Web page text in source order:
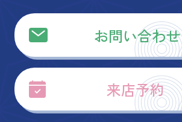
お問い合わせ
来店予約